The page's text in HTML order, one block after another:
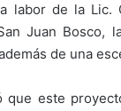
labor de la
Juan Bosco,
de una
que este